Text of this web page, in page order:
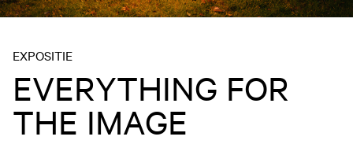
EXPOSITIE
EVERYTHING FOR
THE IMAGE